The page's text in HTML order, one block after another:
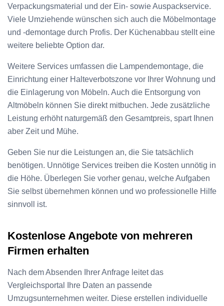
Verpackungsmaterial und der Ein- sowie Auspackservice.
Viele Umziehende wünschen sich auch die Möbelmontage
und -demontage durch Profis. Der Küchenabbau stellt eine
weitere beliebte Option dar.
Weitere Services umfassen die Lampendemontage, die
Einrichtung einer Halteverbotszone vor Ihrer Wohnung und
die Einlagerung von Möbeln. Auch die Entsorgung von
Altmöbeln können Sie direkt mitbuchen. Jede zusätzliche
Leistung erhöht naturgemäß den Gesamtpreis, spart Ihnen
aber Zeit und Mühe.
Geben Sie nur die Leistungen an, die Sie tatsächlich
benötigen. Unnötige Services treiben die Kosten unnötig in
die Höhe. Überlegen Sie vorher genau, welche Aufgaben
Sie selbst übernehmen können und wo professionelle Hilfe
sinnvoll ist.
Kostenlose Angebote von mehreren
Firmen erhalten
Nach dem Absenden Ihrer Anfrage leitet das
Vergleichsportal Ihre Daten an passende
Umzugsunternehmen weiter. Diese erstellen individuelle